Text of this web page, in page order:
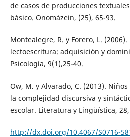
de casos de producciones
básico. Onomázein, (25), 65-93.
Montealegre, R. y Forero, L.
lectoescritura: adquisición y
Psicología, 9(1),25-40.
Ow, M. y Alvarado, C. (2013).
la complejidad discursiva y
escolar. Literatura y Lingüística,
http://dx.doi.org/10.4067/S0716-